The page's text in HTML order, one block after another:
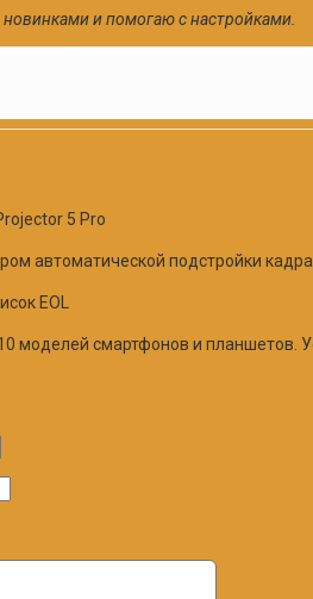
и помогаю с настройками.
5 Pro
автоматической подстройки кадра
EOL
смартфонов и планшетов.